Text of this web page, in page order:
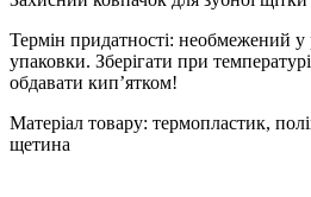
Термін придатності: необмежений
упаковки. Зберігати при
обдавати кип’ятком!
Матеріал товару: термопластик,
щетина